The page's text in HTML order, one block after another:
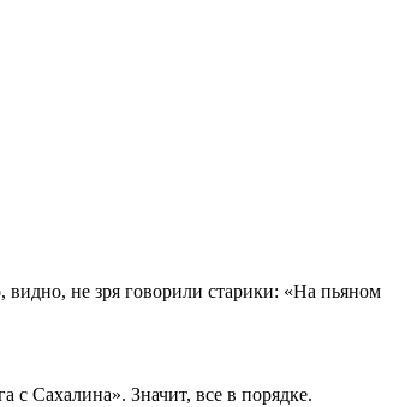
не зря говорили старики: «На пьяном
с Сахалина». Значит, все в порядке.